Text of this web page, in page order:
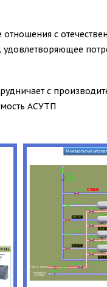
отношения с
удовлетворяющее
с
АСУТП